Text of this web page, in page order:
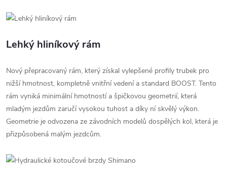
Lehký hliníkový rám
Nový přepracovaný rám, který získal vylepšené profily trubek pro
nižší hmotnost, kompletně vnitřní vedení a standard BOOST. Tento
rám vyniká minimální hmotností a špičkovou geometrií, která
mladým jezdům zaručí vysokou tuhost a díky ní skvělý výkon.
Geometrie je odvozena ze závodních modelů dospělých kol, která je
přizpůsobená malým jezdcům.